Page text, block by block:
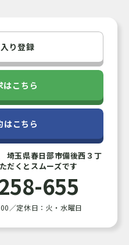
り登録
はこちら
はこちら
埼玉県春日部市備後西３丁
だくとスムーズです
655
／定休日：火・水曜日